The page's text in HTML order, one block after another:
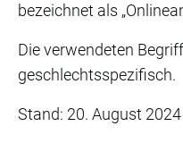
bezeichnet als
Die verwendeten
geschlechtsspezifisch.
Stand: 20. August 2024